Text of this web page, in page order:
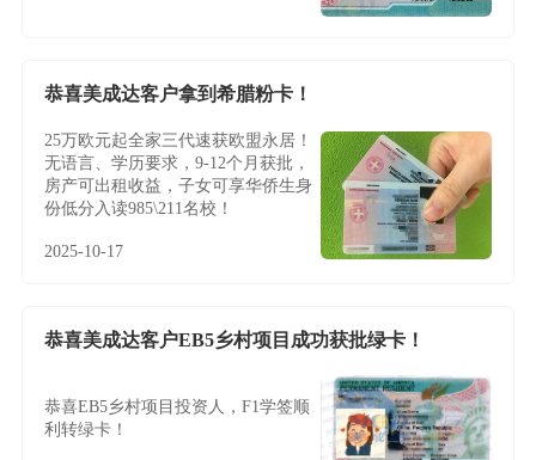
恭喜美成达客户拿到希腊粉卡！
25万欧元起全家三代速获欧盟永居！
无语言、学历要求，9-12个月获批，
房产可出租收益，子女可享华侨生身
份低分入读985\211名校！
2025-10-17
恭喜美成达客户EB5乡村项目成功获批绿卡！
恭喜EB5乡村项目投资人，F1学签顺
利转绿卡！